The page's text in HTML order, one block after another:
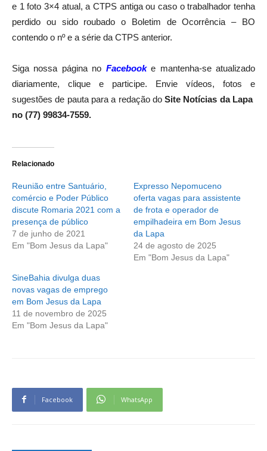
e 1 foto 3×4 atual, a CTPS antiga ou caso o trabalhador tenha
perdido ou sido roubado o Boletim de Ocorrência – BO
contendo o nº e a série da CTPS anterior.
Siga nossa página no Facebooke mantenha-se atualizado
diariamente, clique e participe. Envie vídeos, fotos e
sugestões de pauta para a redação doSite Notícias da Lapa
no (77) 99834-7559.
Relacionado
Reunião entre Santuário,
comércio e Poder Público
discute Romaria 2021 com a
presença de público
7 de junho de 2021
Em "Bom Jesus da Lapa"
Expresso Nepomuceno
oferta vagas para assistente
de frota e operador de
empilhadeira em Bom Jesus
da Lapa
24 de agosto de 2025
Em "Bom Jesus da Lapa"
SineBahia divulga duas
novas vagas de emprego
em Bom Jesus da Lapa
11 de novembro de 2025
Em "Bom Jesus da Lapa"
Facebook WhatsApp